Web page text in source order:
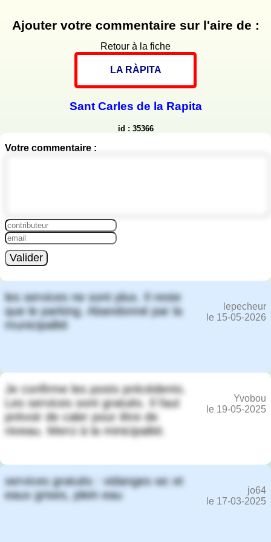
Ajouter votre commentaire sur l'aire de :
Retour à la fiche
LA RÀPITA
Sant Carles de la Rapita
id : 35366
Votre commentaire :
Valider
les services ne sont plus. Il reste
que le parking. Abandonné par la
municipalité
lepecheur
le 15-05-2026
Je confirme les posts précédents.
Les services sont gratuits. Il faut
prévoir de caler pour être de
niveau. Merci à la minicipalité.
Yvobou
le 19-05-2025
services gratuits : vidanges wc et
eaux grises, plein eau
jo64
le 17-03-2025